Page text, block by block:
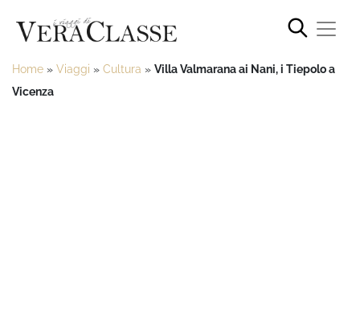
Home » Viaggi » Cultura » Villa Valmarana ai Nani, i Tiepolo a
Vicenza